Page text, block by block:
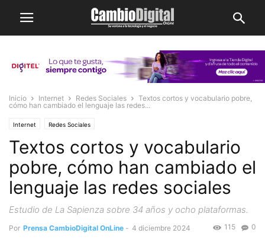
Inicio Internet Redes Sociales
Textos cortos y vocabulario pobre,
cómo han cambiado el lenguaje las redes...
Internet Redes Sociales
Textos cortos y vocabulario
pobre, cómo han cambiado el
lenguaje las redes sociales
Estudio de La Sapienza sobre 34 años y ocho plataformas.
Por Prensa CambioDigital OnLine - 4 diciembre 2024 0
115